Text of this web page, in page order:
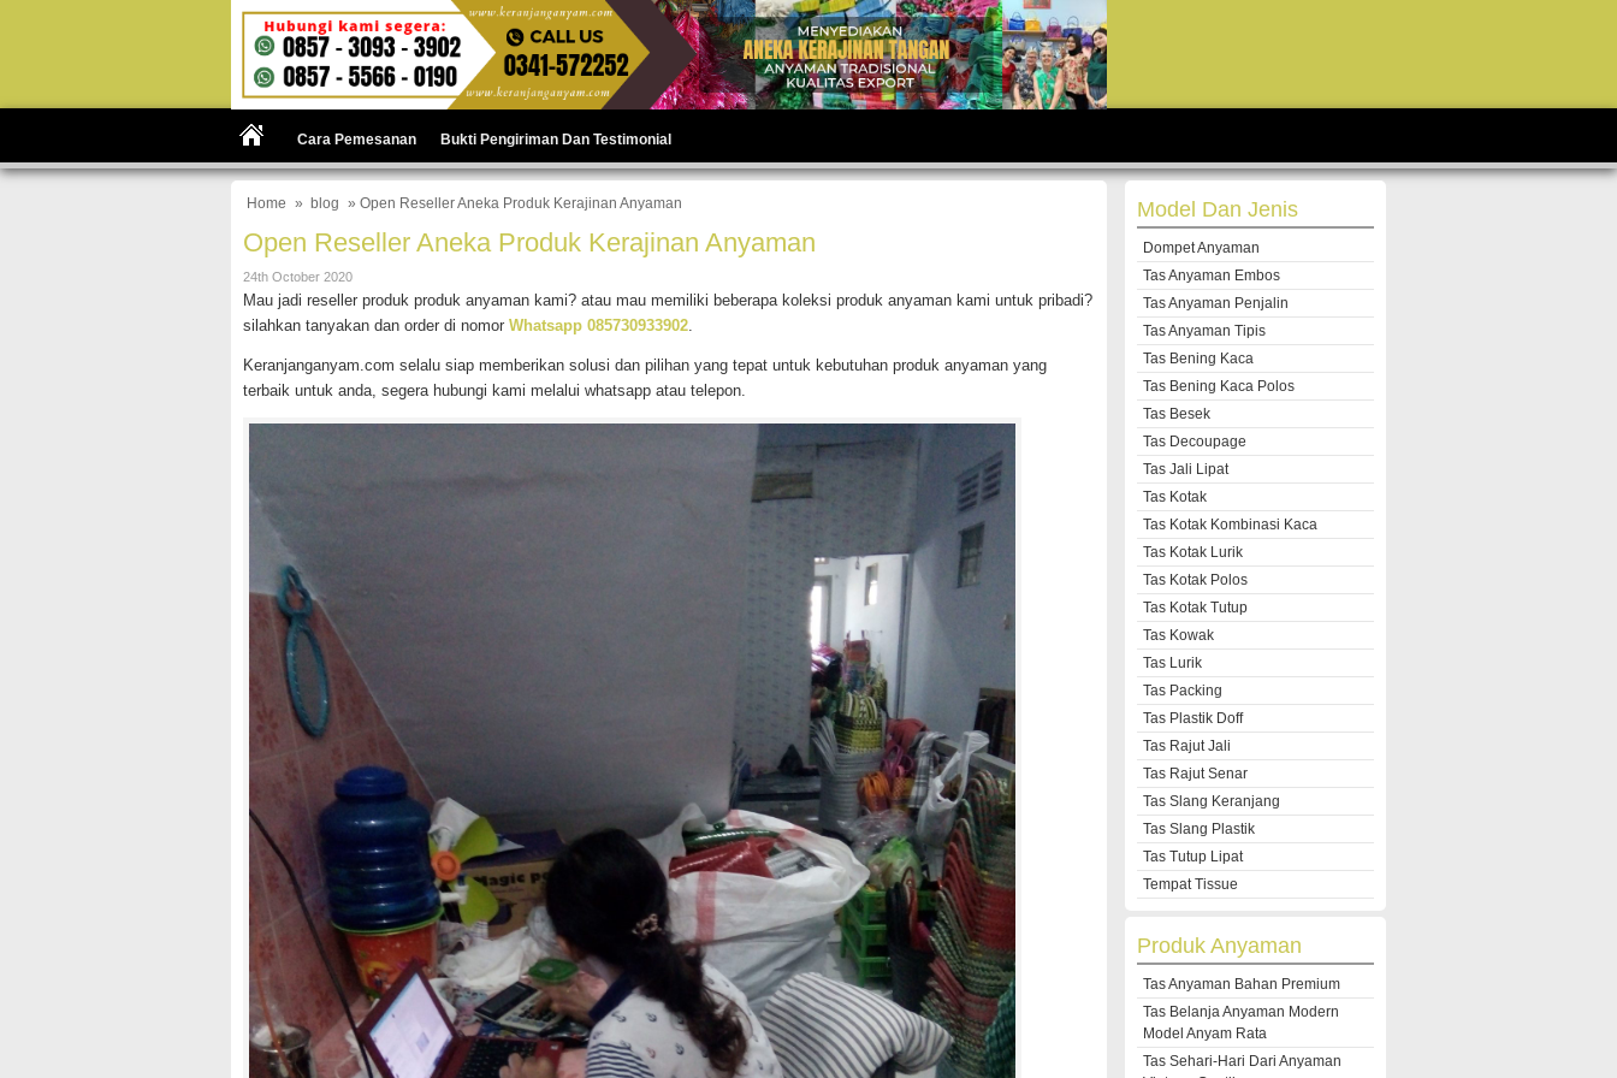
Cara Pemesanan Bukti Pengiriman Dan Testimonial
Home » blog » Open Reseller Aneka Produk Kerajinan Anyaman
Open Reseller Aneka Produk Kerajinan Anyaman
24th October 2020
Mau jadi reseller produk produk anyaman kami? atau mau memiliki beberapa koleksi produk anyaman kami untuk pribadi?
silahkan tanyakan dan order di nomor Whatsapp 085730933902.
Keranjanganyam.com selalu siap memberikan solusi dan pilihan yang tepat untuk kebutuhan produk anyaman yang
terbaik untuk anda, segera hubungi kami melalui whatsapp atau telepon.
Model Dan Jenis
Dompet Anyaman
Tas Anyaman Embos
Tas Anyaman Penjalin
Tas Anyaman Tipis
Tas Bening Kaca
Tas Bening Kaca Polos
Tas Besek
Tas Decoupage
Tas Jali Lipat
Tas Kotak
Tas Kotak Kombinasi Kaca
Tas Kotak Lurik
Tas Kotak Polos
Tas Kotak Tutup
Tas Kowak
Tas Lurik
Tas Packing
Tas Plastik Doff
Tas Rajut Jali
Tas Rajut Senar
Tas Slang Keranjang
Tas Slang Plastik
Tas Tutup Lipat
Tempat Tissue
Produk Anyaman
Tas Anyaman Bahan Premium
Tas Belanja Anyaman Modern
Model Anyam Rata
Tas Sehari-Hari Dari Anyaman